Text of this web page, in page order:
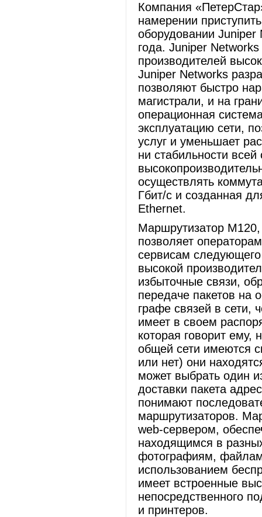
Компания
намерении
оборудовании
года. Juniper
производителей
Juniper Networks
позволяют быстро
магистрали, и на
операционная
эксплуатацию сети,
услуг и уменьшает
ни стабильности
осуществлять
Гбит/c и созданная
Ethernet.
Маршрутизатор
позволяет
сервисам
высокой
избыточные связи,
передаче пакетов на
графе связей в сети,
имеет в своем
которая говорит
общей сети имеются
или нет) они
может выбрать один
доставки пакета
понимают
маршрутизаторов.
web-сервером,
находящимся в
фотографиям,
использованием
имеет встроенные
непосредственного
и принтеров.